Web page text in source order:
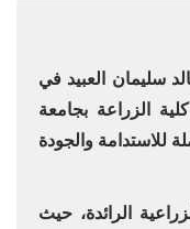
سليمان ‏العبيد في
‏الزراعة بجامعة
للاستدامة والجودة
‏الرائدة، حيث